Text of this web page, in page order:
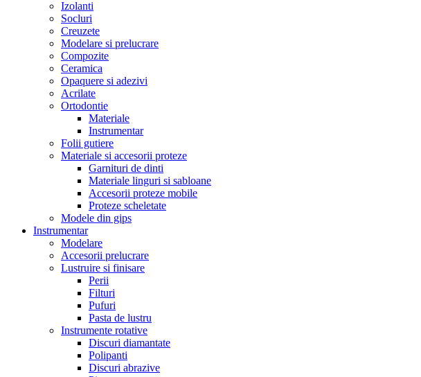
Izolanti
Socluri
Creuzete
Modelare si prelucrare
Compozite
Ceramica
Opaquere si adezivi
Acrilate
Ortodontie
Materiale
Instrumentar
Folii gutiere
Materiale si accesorii proteze
Garnituri de dinti
Materiale linguri si sabloane
Accesorii proteze mobile
Proteze scheletate
Modele din gips
Instrumentar
Modelare
Accesorii prelucrare
Lustruire si finisare
Perii
Filturi
Pufuri
Pasta de lustru
Instrumente rotative
Discuri diamantate
Polipanti
Discuri abrazive